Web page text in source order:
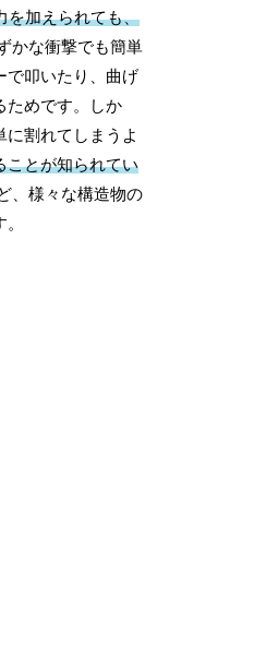
を加えられても、
かな衝撃でも簡単
で叩いたり、曲げ
ためです。しか
割れてしまうよ
ことが知られてい
、様々な構造物の